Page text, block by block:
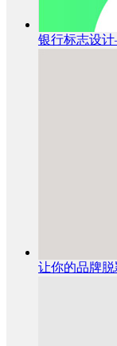
银行标志设
让你的品牌